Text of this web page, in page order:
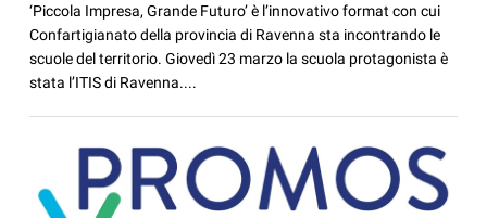
‘Piccola Impresa, Grande Futuro’ è l’innovativo format con cui
Confartigianato della provincia di Ravenna sta incontrando le
scuole del territorio. Giovedì 23 marzo la scuola protagonista è
stata l’ITIS di Ravenna....